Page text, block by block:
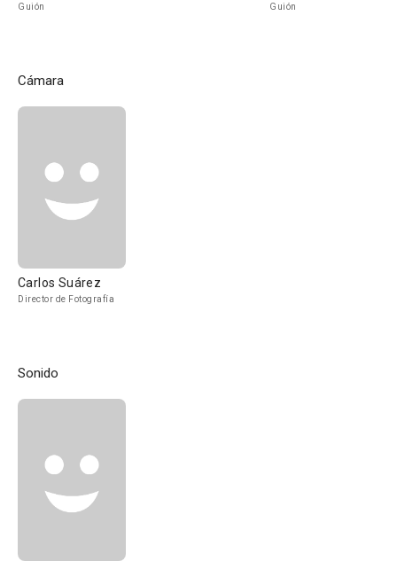
Guión Guión
Cámara
Carlos Suárez
Director de Fotografía
Sonido